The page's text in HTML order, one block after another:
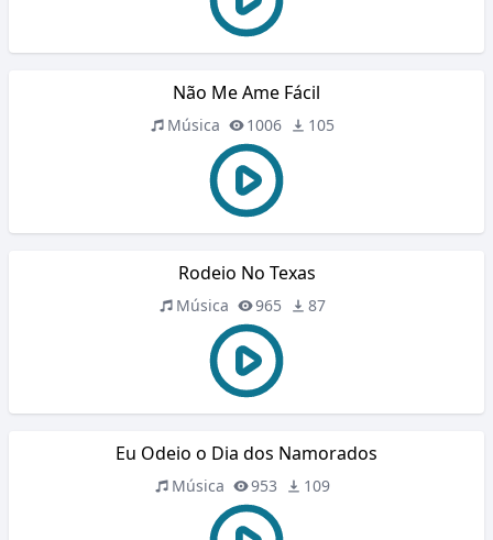
Não Me Ame Fácil
Música 1006 105
Rodeio No Texas
Música 965 87
Eu Odeio o Dia dos Namorados
Música 953 109